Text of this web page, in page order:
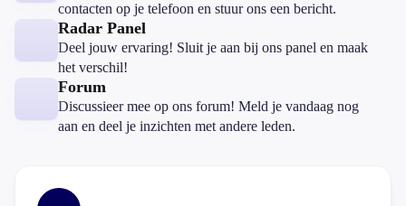
contacten op je telefoon en stuur ons een bericht.
Radar Panel
Deel jouw ervaring! Sluit je aan bij ons panel en maak
het verschil!
Forum
Discussieer mee op ons forum! Meld je vandaag nog
aan en deel je inzichten met andere leden.